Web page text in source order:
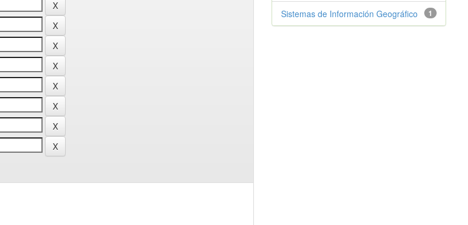
1
Sistemas de Información Geográfico